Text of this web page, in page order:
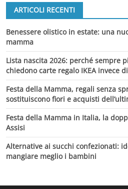
ARTICOLI RECENTI
Benessere olistico in estate: una
mamma
Lista nascita 2026: perché sempre
chiedono carte regalo IKEA invece
Festa della Mamma, regali senza
sostituiscono fiori e acquisti
Festa della Mamma in Italia, la
Assisi
Alternative ai succhi confezionati:
mangiare meglio i bambini